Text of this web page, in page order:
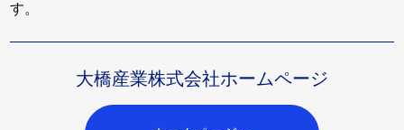
す。
大橋産業株式会社ホームページ